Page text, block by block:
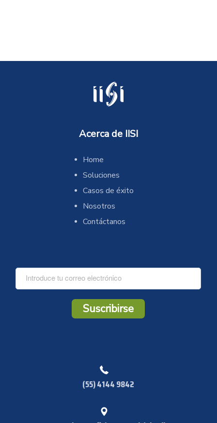
Acerca de IISI
Home
Soluciones
Casos de éxito
Nosotros
Contáctanos
C
r
Suscribirse
(55) 4144 9842